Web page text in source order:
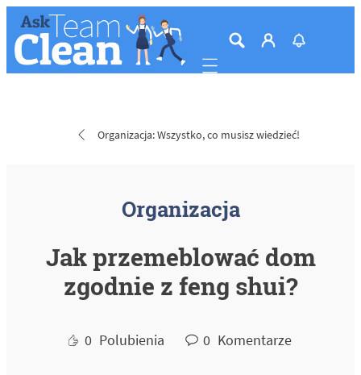
Mobile navigation
Organizacja: Wszystko, co musisz wiedzieć!
Organizacja
Jak przemeblować dom
zgodnie z feng shui?
0 Polubienia 0 Komentarze